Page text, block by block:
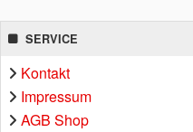
SERVICE
Kontakt
Impressum
AGB Shop